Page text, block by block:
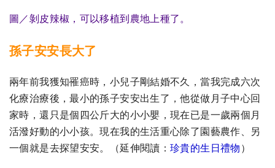
圖／剝皮辣椒，可以移植到農地上種了。
孫子安安長大了
兩年前我獲知罹癌時，小兒子剛結婚不久，當我完成六次
化療治療後，最小的孫子安安出生了，他從做月子中心回
家時，還只是個四公斤大的小小嬰，現在已是一歲兩個月
活潑好動的小小孩。現在我的生活重心除了園藝農作、另
一個就是去探望安安。
（延伸閱讀： 珍貴的生日禮物 ）